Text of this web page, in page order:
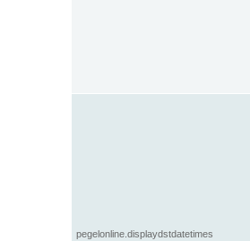
pegelonline.displaydstdatetimes